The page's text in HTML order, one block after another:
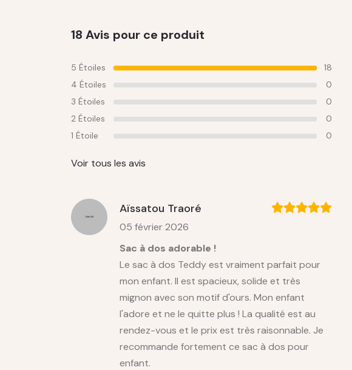
18 Avis pour ce produit
5 Étoiles
18
4 Étoiles
0
3 Étoiles
0
2 Étoiles
0
1 Étoile
0
Voir tous les avis
Aïssatou Traoré
05 février 2026
Sac à dos adorable !
Le sac à dos Teddy est vraiment parfait pour
mon enfant. Il est spacieux, solide et très
mignon avec son motif d'ours. Mon enfant
l'adore et ne le quitte plus ! La qualité est au
rendez-vous et le prix est très raisonnable. Je
recommande fortement ce sac à dos pour
enfant.